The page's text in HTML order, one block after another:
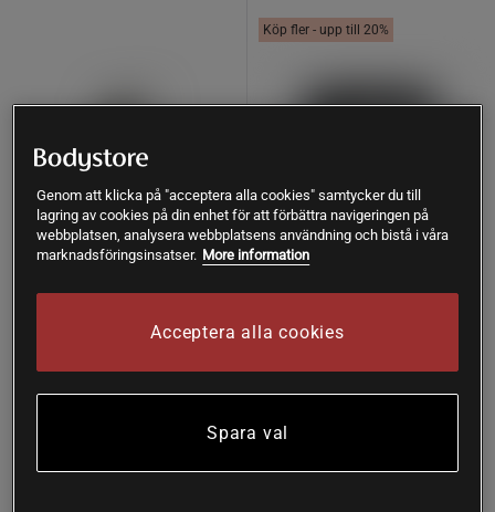
Bruns
Köp fler - upp till 20%
1 recensioner
Genom att klicka på "acceptera alla cookies" samtycker du till
lagring av cookies på din enhet för att förbättra navigeringen på
webbplatsen, analysera webbplatsens användning och bistå i våra
marknadsföringsinsatser. More information
Acceptera alla cookies
Spara val